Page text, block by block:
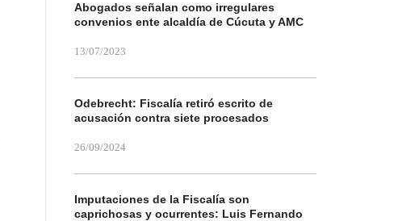
Abogados señalan como irregulares
convenios ente alcaldía de Cúcuta y AMC
13/07/2023
Odebrecht: Fiscalía retiró escrito de
acusación contra siete procesados
26/09/2024
Imputaciones de la Fiscalía son
caprichosas y ocurrentes: Luis Fernando